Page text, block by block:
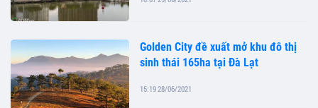
Golden City đề xuất mở khu đô thị
sinh thái 165ha tại Đà Lạt
15:19 28/06/2021